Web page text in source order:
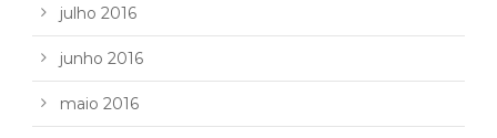
julho 2016
junho 2016
maio 2016